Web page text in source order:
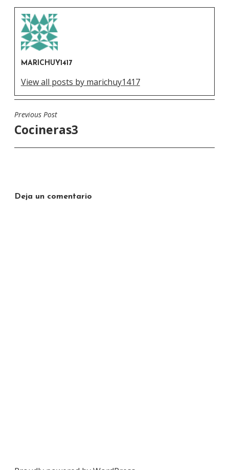
MARICHUY1417
View all posts by marichuy1417
Navegación
de
entradas
Previous Post
Cocineras3
Deja un comentario